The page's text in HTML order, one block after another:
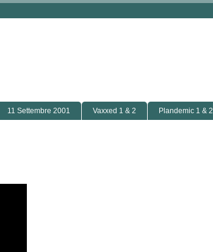
11 Settembre 2001 Vaxxed 1 & 2 Plandemic 1 & 2